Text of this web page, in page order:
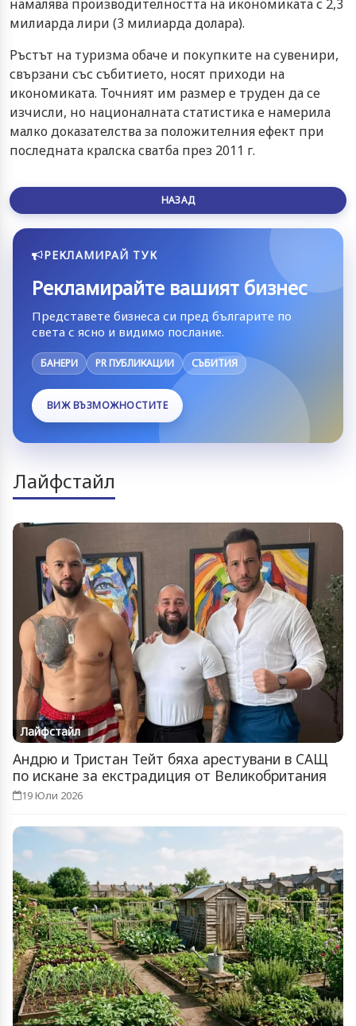
намалява производителността на икономиката с 2,3
милиарда лири (3 милиарда долара).
Ръстът на туризма обаче и покупките на сувенири,
свързани със събитието, носят приходи на
икономиката. Точният им размер е труден да се
изчисли, но националната статистика е намерила
малко доказателства за положителния ефект при
последната кралска сватба през 2011 г.
НАЗАД
РЕКЛАМИРАЙ ТУК
Рекламирайте вашият бизнес
Представете бизнеса си пред българите по
света с ясно и видимо послание.
БАНЕРИ PR ПУБЛИКАЦИИ СЪБИТИЯ
ВИЖ ВЪЗМОЖНОСТИТЕ
Лайфстайл
Лайфстайл
Андрю и Тристан Тейт бяха арестувани в САЩ
по искане за екстрадиция от Великобритания
19 Юли 2026